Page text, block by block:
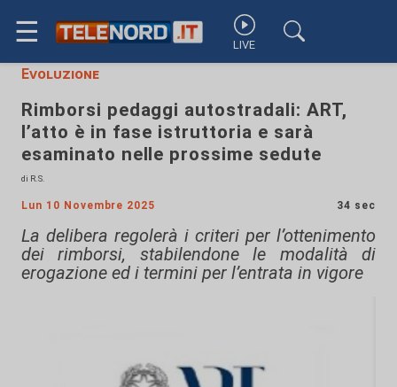
☰ LIVE
Evoluzione
Rimborsi pedaggi autostradali: ART,
l’atto è in fase istruttoria e sarà
esaminato nelle prossime sedute
di R.S.
Lun 10 Novembre 2025 34 sec
La delibera regolerà i criteri per l’ottenimento
dei rimborsi, stabilendone le modalità di
erogazione ed i termini per l’entrata in vigore